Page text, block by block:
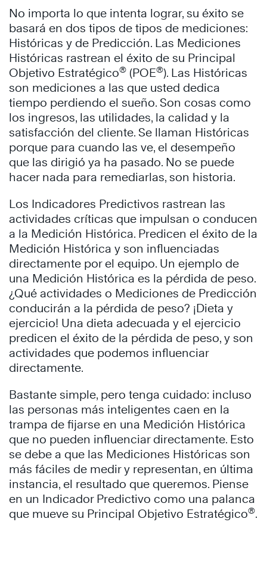
No importa lo que intenta lograr, su éxito se
basará en dos tipos de tipos de mediciones:
Históricas y de Predicción. Las Mediciones
Históricas rastrean el éxito de su Principal
Objetivo Estratégico® (POE®). Las Históricas
son mediciones a las que usted dedica
tiempo perdiendo el sueño. Son cosas como
los ingresos, las utilidades, la calidad y la
satisfacción del cliente. Se llaman Históricas
porque para cuando las ve, el desempeño
que las dirigió ya ha pasado. No se puede
hacer nada para remediarlas, son historia.
Los Indicadores Predictivos rastrean las
actividades críticas que impulsan o conducen
a la Medición Histórica. Predicen el éxito de la
Medición Histórica y son influenciadas
directamente por el equipo. Un ejemplo de
una Medición Histórica es la pérdida de peso.
¿Qué actividades o Mediciones de Predicción
conducirán a la pérdida de peso? ¡Dieta y
ejercicio! Una dieta adecuada y el ejercicio
predicen el éxito de la pérdida de peso, y son
actividades que podemos influenciar
directamente.
Bastante simple, pero tenga cuidado: incluso
las personas más inteligentes caen en la
trampa de fijarse en una Medición Histórica
que no pueden influenciar directamente. Esto
se debe a que las Mediciones Históricas son
más fáciles de medir y representan, en última
instancia, el resultado que queremos. Piense
en un Indicador Predictivo como una palanca
que mueve su Principal Objetivo Estratégico®.